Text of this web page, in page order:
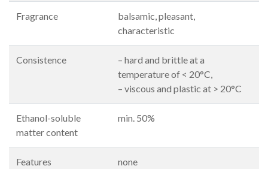
Fragrance
balsamic, pleasant,
characteristic
Consistence
– hard and brittle at a
temperature of < 20°C,
– viscous and plastic at > 20°C
Ethanol-soluble
matter content
min. 50%
Features
none